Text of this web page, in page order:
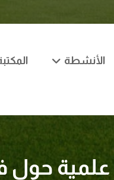
الأنشطة
علمية